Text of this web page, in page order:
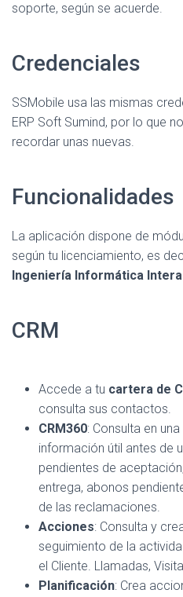
soporte, según se acuerde.
Credenciales
SSMobile usa las mismas
ERP Soft Sumind, por lo que
recordar unas nuevas.
Funcionalidades
La aplicación dispone de
según tu licenciamiento, es
Ingeniería Informática
CRM
Accede a tu cartera de
consulta sus contactos.
CRM360: Consulta en
información útil antes de
pendientes de
entrega, abonos
de las reclamaciones.
Acciones: Consulta y
seguimiento de la
el Cliente. Llamadas,
Planificación: Crea